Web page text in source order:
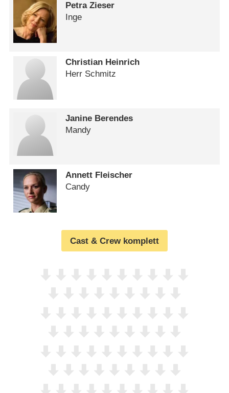
Petra Zieser
Inge
Christian Heinrich
Herr Schmitz
Janine Berendes
Mandy
Annett Fleischer
Candy
Cast & Crew komplett